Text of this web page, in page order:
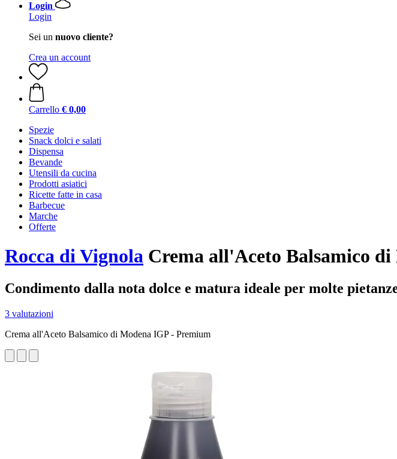
Login
Login
Sei un nuovo cliente?
Crea un account
Carrello € 0,00
Spezie
Snack dolci e salati
Dispensa
Bevande
Utensili da cucina
Prodotti asiatici
Ricette fatte in casa
Barbecue
Marche
Offerte
Rocca di Vignola Crema all'Aceto Balsamico
Condimento dalla nota dolce e matura ideale per molte
3 valutazioni
Crema all'Aceto Balsamico di Modena IGP - Premium